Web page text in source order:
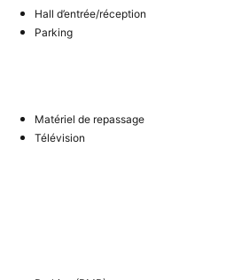
Hall d’entrée/réception
Parking
Matériel de repassage
Télévision